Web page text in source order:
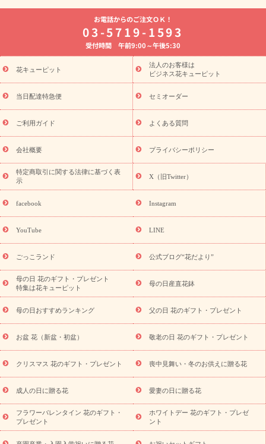
よく贈られる花
お祝いの花特集
誕生日フラワーギフト特集
8月の誕生花(トルコキキョウ)
開店・開業祝い
お供え・お悔やみ お供え・お悔やみの花
通夜・葬儀に贈る花 胡蝶蘭・花鉢
ーブドフラワー
季節のイベント
ひまわり ギフト・プレゼント
特集
お盆 花（新盆・初盆） 季節のイベント
お盆 花（新
盆・初盆）
お盆 花（新盆・初盆）
お盆・お供え 花とセットギ
フト
お盆・お供え プリザーブドフラワー
ひまわり ギフト・プ
レゼント特集
夏の花贈り・お中元・暑中見舞い 花のギフト特集
敬老の日におくる花ギフト・プレゼント特集
花ギフト・プレゼント特集
敬老の日 花のおすすめランキング
敬
老の日 花鉢植えのギフト・プレゼント特集
敬老の日 花とセットギ
フト・プレゼント特集
敬老の日の花 全てのギフト一覧
キャン
ペーン
映画『ウォーターガーディアンズ』コラボキャンペーン
「きょう誕生日なんです」キャンペーン
誕生日の花を探す
誕生日フラワーギフト 誕生日フラワーギフト特集
9月の誕生花(リンドウ)
ら探す
お祝いの花特集 当日配達特急便 お祝い商品一覧
念日
結婚祝い 出産祝い 退院祝い・快気祝い
寿祝い
プチギフト ペットのお祝いフラワー
お供え・お悔やみの花
四十九日法要以降に贈る花
通夜・葬儀
に贈る花
お供え お花とセットギフト
お供え プリザーブドフラ
ワー
ペットのお供えフラワー お盆（新盆・初盆）
その他
お祝い返し
お見舞い お取り寄せギフト ビジネス用
ご自宅
用
観葉植物 ミディ胡蝶蘭 プリザーブドフラワー
スタイル
から探す
アレンジメント 花束 スタンド花 お祝い
お供
え・お悔やみ
胡蝶蘭・花鉢
ミディ胡蝶蘭・お祝い
ミディ胡蝶蘭・お供え
世界初の青色胡蝶蘭 観葉植物
観葉植
物
産直多肉植物 プリザーブドフラワー お祝い
お供え・お
悔やみ
花とセットギフト セミオーダー
プチギフト
お電話からのご注文ＯＫ！
03-5719-1593
受付時間 午前9:00～午後5:30
花キューピット
法人のお客様は
ビジネス花キューピット
当日配達特急便 セミオーダー
ご利用ガイド よくある質問
会社概要 プライバシーポリシー
特定商取引に関する法律に基づく表
示
X（旧Twitter）
facebook Instagram
YouTube LINE
ごっこランド 公式ブログ“花だより”
母の日 花のギフト・プレゼント
特集は花キューピット
母の日産直花鉢
母の日おすすめランキング 父の日 花のギフト・プレゼント
お盆 花（新盆・初盆） 敬老の日 花のギフト・プレゼント
クリスマス 花のギフト・プレゼント 喪中見舞い・冬のお供えに贈る花
成人の日に贈る花 愛妻の日に贈る花
フラワーバレンタイン 花のギフト・
プレゼント
ホワイトデー 花のギフト・プレゼ
ント